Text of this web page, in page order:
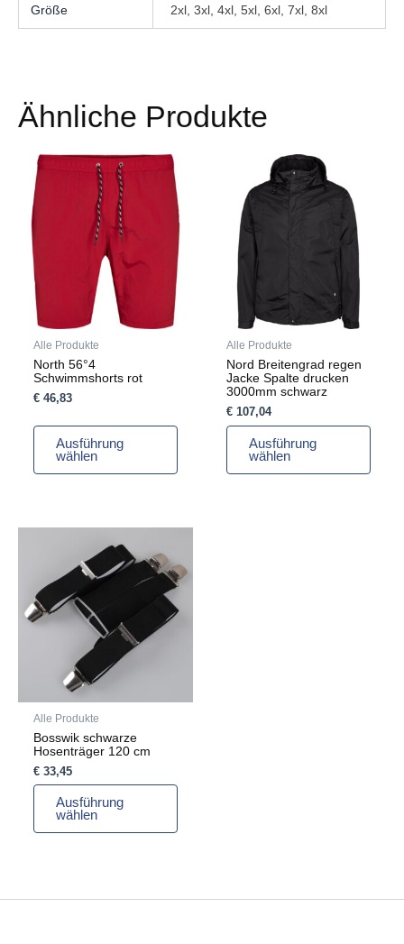
Größe 2xl, 3xl, 4xl, 5xl, 6xl, 7xl, 8xl
Ähnliche Produkte
Alle Produkte
North 56°4
Schwimmshorts rot
€46,83
Ausführung
wählen
Dieses
Produkt
weist
mehrere
Varianten
auf.
Die
Optionen
können
auf
der
Produktseite
gewählt
werden
Alle Produkte
Nord Breitengrad regen
Jacke Spalte drucken
3000mm schwarz
€107,04
Ausführung
wählen
Produkt
weist
mehrere
Varianten
auf.
Die
Optionen
können
auf
der
Produktseite
gewählt
werden
Alle Produkte
Bosswik schwarze
Hosenträger 120 cm
€33,45
Ausführung
wählen
mehrere
Varianten
Optionen
können
auf
der
Produktseite
werden